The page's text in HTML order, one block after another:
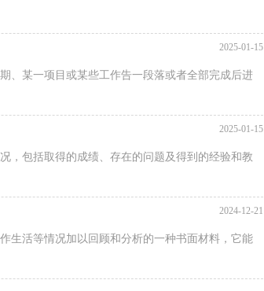
2025-01-15
某一项目或某些工作告一段落或者全部完成后进
2025-01-15
包括取得的成绩、存在的问题及得到的经验和教
2024-12-21
活等情况加以回顾和分析的一种书面材料，它能